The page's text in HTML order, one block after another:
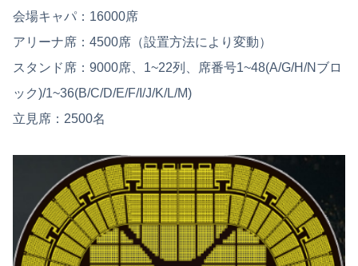
会場キャパ：16000席
アリーナ席：4500席（設置方法により変動）
スタンド席：9000席、1~22列、席番号1~48(A/G/H/Nブロ
ック)/1~36(B/C/D/E/F/I/J/K/L/M)
立見席：2500名